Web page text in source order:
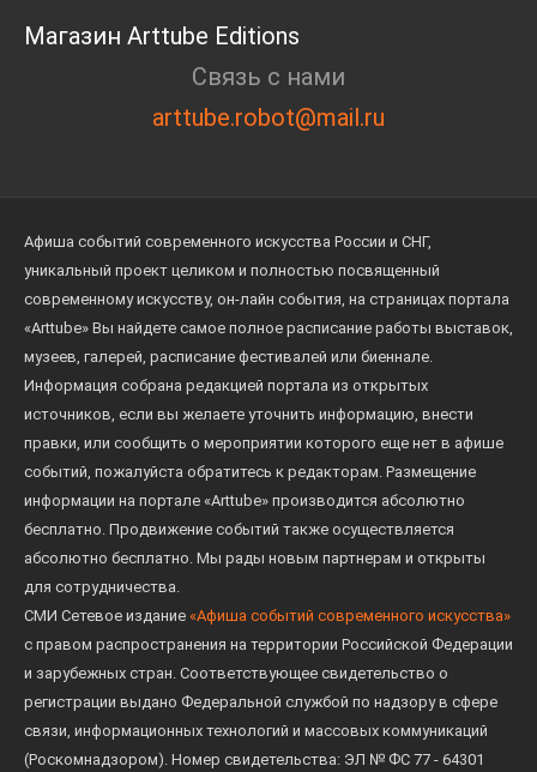
Магазин Arttube Editions
Связь с нами
arttube.robot@mail.ru
Афиша событий современного искусства России и СНГ,
уникальный проект целиком и полностью посвященный
современному искусству, он-лайн события, на страницах портала
«Arttube» Вы найдете самое полное расписание работы выставок,
музеев, галерей, расписание фестивалей или биеннале.
Информация собрана редакцией портала из открытых
источников, если вы желаете уточнить информацию, внести
правки, или сообщить о мероприятии которого еще нет в афише
событий, пожалуйста обратитесь к редакторам. Размещение
информации на портале «Arttube» производится абсолютно
бесплатно. Продвижение событий также осуществляется
абсолютно бесплатно. Мы рады новым партнерам и открыты
для сотрудничества.
СМИ Сетевое издание «Афиша событий современного искусства»
с правом распространения на территории Российской Федерации
и зарубежных стран. Соответствующее свидетельство о
регистрации выдано Федеральной службой по надзору в сфере
связи, информационных технологий и массовых коммуникаций
(Роскомнадзором). Номер свидетельства: ЭЛ № ФС 77 - 64301